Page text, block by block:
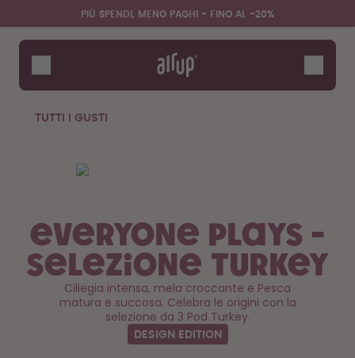
Salta al contenuto principale
Dichiarazione di Accessibilità
PIÙ SPENDI, MENO PAGHI - FINO AL -20%
Borracce
Pod
Accessori
Design Edition:
createdbygabe × air up®
Saluta la "O"
TUTTI I GUSTI
Everyone Plays -
Selezione Turkey
Ciliegia intensa, mela croccante e Pesca
matura e succosa. Celebra le origini con la
selezione da 3 Pod Turkey.
DESIGN EDITION